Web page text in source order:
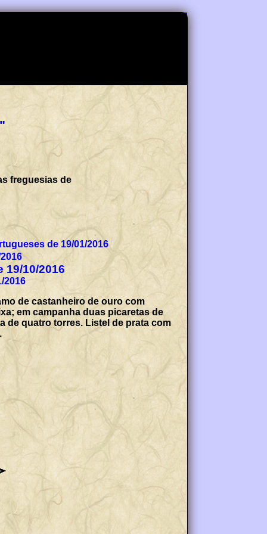
freguesias de
de 19/01/2016
19/10/2016
2016
de castanheiro de ouro com
em campanha duas picaretas de
de quatro torres. Listel de prata com